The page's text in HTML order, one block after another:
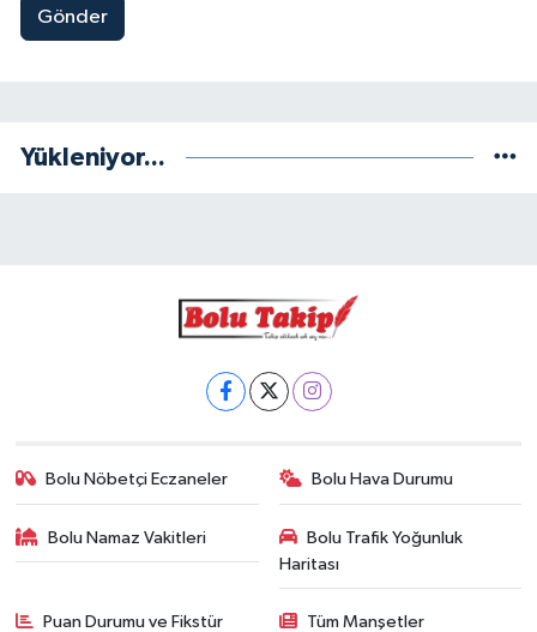
Gönder
Yükleniyor...
Bolu Nöbetçi Eczaneler Bolu Hava Durumu
Bolu Namaz Vakitleri
Bolu Trafik Yoğunluk
Haritası
Puan Durumu ve Fikstür Tüm Manşetler